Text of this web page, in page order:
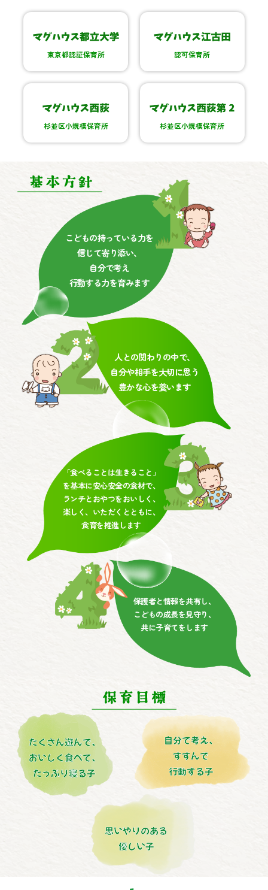
東京都認証保育所 認可保育所
杉並区小規模保育所 杉並区小規模保育所
こどもの持っている力を
信じて寄り添い、
自分で考え
行動する力を育みます
人との関わりの中で、
自分や相手を大切に思う
豊かな心を養います
「食べることは生きること」
を基本に安心安全の食材で、
ランチとおやつをおいしく、
楽しく、いただくとともに、
食育を推進します
保護者と情報を共有し、
こどもの成長を見守り、
共に子育てをします
たくさん遊んで、
おいしく食べて、
たっぷり寝る子
自分で考え、
すすんで
行動する子
思いやりのある
優しい子